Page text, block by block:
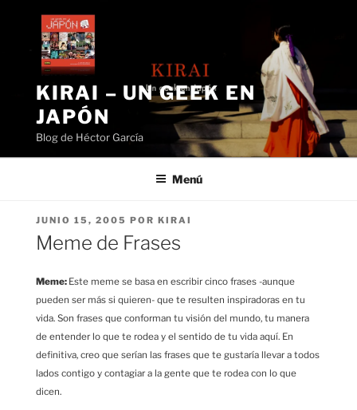
contenido
KIRAI – UN GEEK EN
JAPÓN
Blog de Héctor García
Menú
PUBLICADO
EL
JUNIO 15, 2005 POR KIRAI
Meme de Frases
Meme: Este meme se basa en escribir cinco frases -aunque
pueden ser más si quieren- que te resulten inspiradoras en tu
vida. Son frases que conforman tu visión del mundo, tu manera
de entender lo que te rodea y el sentido de tu vida aquí. En
definitiva, creo que serían las frases que te gustaría llevar a todos
lados contigo y contagiar a la gente que te rodea con lo que
dicen.